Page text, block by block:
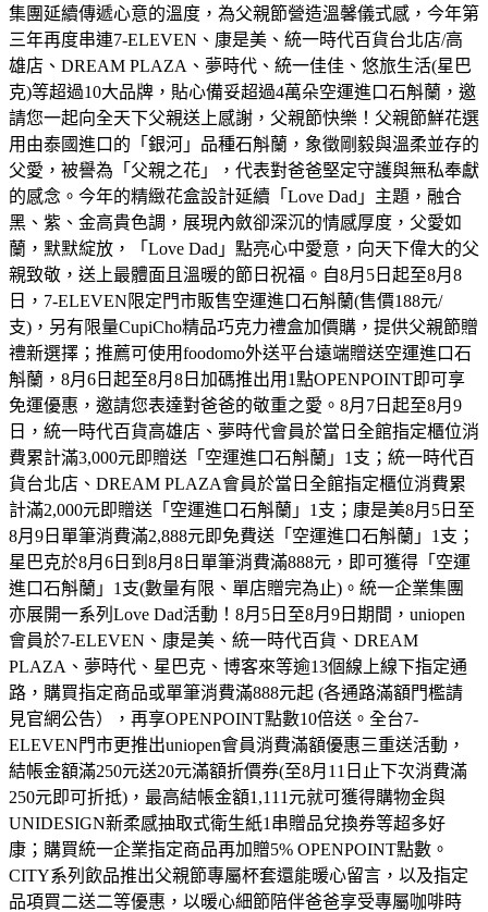
集團延續傳遞心意的溫度，為父親節營造溫馨儀式感，今年第
三年再度串連7-ELEVEN、康是美、統一時代百貨台北店/高
雄店、DREAM PLAZA、夢時代、統一佳佳、悠旅生活(星巴
克)等超過10大品牌，貼心備妥超過4萬朵空運進口石斛蘭，邀
請您一起向全天下父親送上感謝，父親節快樂！父親節鮮花選
用由泰國進口的「銀河」品種石斛蘭，象徵剛毅與溫柔並存的
父愛，被譽為「父親之花」，代表對爸爸堅定守護與無私奉獻
的感念。今年的精緻花盒設計延續「Love Dad」主題，融合
黑、紫、金高貴色調，展現內斂卻深沉的情感厚度，父愛如
蘭，默默綻放，「Love Dad」點亮心中愛意，向天下偉大的父
親致敬，送上最體面且溫暖的節日祝福。自8月5日起至8月8
日，7-ELEVEN限定門市販售空運進口石斛蘭(售價188元/
支)，另有限量CupiCho精品巧克力禮盒加價購，提供父親節贈
禮新選擇；推薦可使用foodomo外送平台遠端贈送空運進口石
斛蘭，8月6日起至8月8日加碼推出用1點OPENPOINT即可享
免運優惠，邀請您表達對爸爸的敬重之愛。8月7日起至8月9
日，統一時代百貨高雄店、夢時代會員於當日全館指定櫃位消
費累計滿3,000元即贈送「空運進口石斛蘭」1支；統一時代百
貨台北店、DREAM PLAZA會員於當日全館指定櫃位消費累
計滿2,000元即贈送「空運進口石斛蘭」1支；康是美8月5日至
8月9日單筆消費滿2,888元即免費送「空運進口石斛蘭」1支；
星巴克於8月6日到8月8日單筆消費滿888元，即可獲得「空運
進口石斛蘭」1支(數量有限、單店贈完為止)。統一企業集團
亦展開一系列Love Dad活動！8月5日至8月9日期間，uniopen
會員於7-ELEVEN、康是美、統一時代百貨、DREAM
PLAZA、夢時代、星巴克、博客來等逾13個線上線下指定通
路，購買指定商品或單筆消費滿888元起 (各通路滿額門檻請
見官網公告），再享OPENPOINT點數10倍送。全台7-
ELEVEN門市更推出uniopen會員消費滿額優惠三重送活動，
結帳金額滿250元送20元滿額折價券(至8月11日止下次消費滿
250元即可折抵)，最高結帳金額1,111元就可獲得購物金與
UNIDESIGN新柔感抽取式衛生紙1串贈品兌換券等超多好
康；購買統一企業指定商品再加贈5% OPENPOINT點數。
CITY系列飲品推出父親節專屬杯套還能暖心留言，以及指定
品項買二送二等優惠，以暖心細節陪伴爸爸享受專屬咖啡時